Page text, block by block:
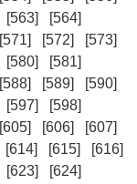
[563]
[564]
[571] [572]
[573]
[580]
[581]
[588] [589]
[590]
[597]
[598]
[605] [606]
[607]
[614] [615]
[616]
[623]
[624]